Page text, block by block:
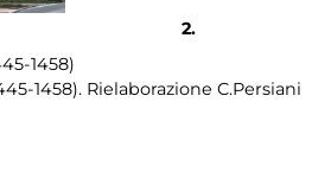
1458)
1458). Rielaborazione C.Persiani